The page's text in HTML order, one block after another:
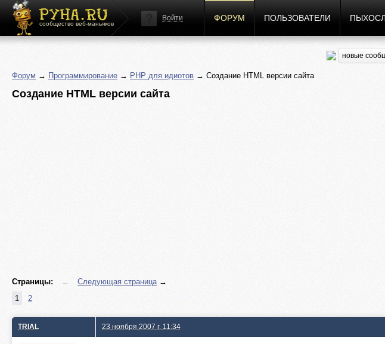
сообщество веб-маньяков
Войти ФОРУМ ПОЛЬЗОВАТЕЛИ
новые
Форум → Программирование → PHP для идиотов → Создание HTML версии сайта
Создание HTML версии сайта
Страницы: ← Следующая страница→
1
2
TRIAL 23 ноября 2007 г. 11:34